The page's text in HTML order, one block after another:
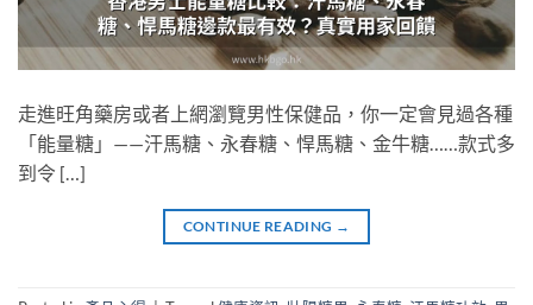
走進旺角藥房或者上網瀏覽男性保健品，你一定會見過各種
「能量糖」——汗馬糖、永春糖、悍馬糖、金牛糖……款式多
到令 […]
CONTINUE READING →